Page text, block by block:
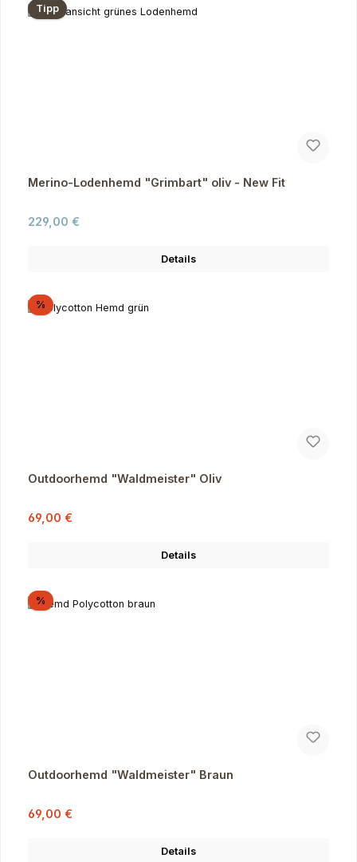
Tipp
Merino-Lodenhemd "Grimbart" oliv - New Fit
Regulärer Preis:
229,00 €
Details
%Rabatt
Outdoorhemd "Waldmeister" Oliv
Verkaufspreis:
69,00 €
Details
%Rabatt
Outdoorhemd "Waldmeister" Braun
Verkaufspreis:
69,00 €
Details